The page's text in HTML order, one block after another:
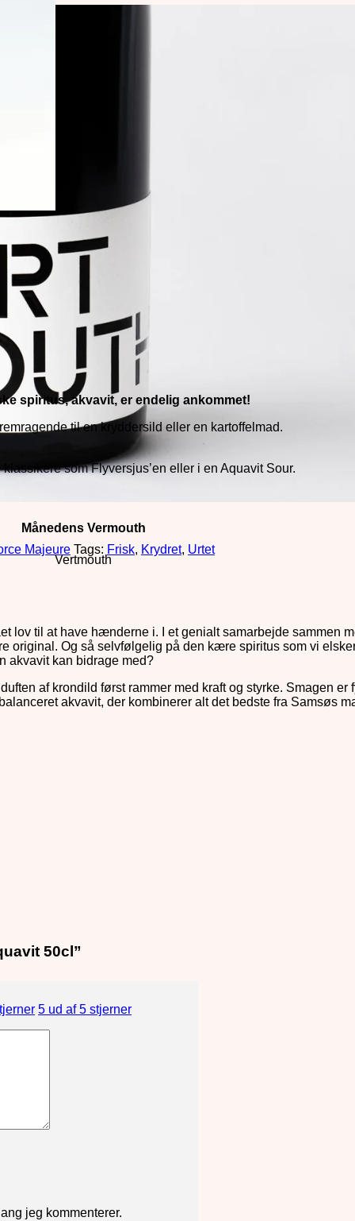
Månedens Vermouth
Vertmouth
spiritus, akvavit, er endelig ankommet!
til en kryddersild eller en kartoffelmad.
som Flyversjus’en eller i en Aquavit Sour.
Majeure Tags: Frisk, Krydret, Urtet
lov til at have hænderne i. I et genialt samarbejde sammen
original. Og så selvfølgelig på den kære spiritus som vi elsker
akvavit kan bidrage med?
af krondild først rammer med kraft og styrke. Smagen er
akvavit, der kombinerer alt det bedste fra Samsøs
50cl”
5 ud af 5 stjerner
jeg kommenterer.